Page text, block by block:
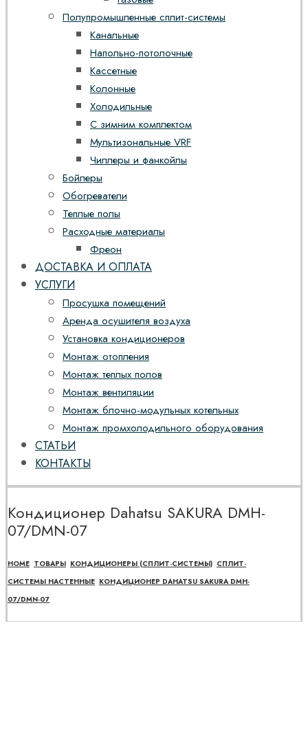
Полупромышленные сплит-системы
Канальные
Напольно-потолочные
Кассетные
Колонные
Холодильные
С зимним комплектом
Мультизональные VRF
Чиллеры и фанкойлы
Бойлеры
Обогреватели
Теплые полы
Расходные материалы
Фреон
ДОСТАВКА И ОПЛАТА
УСЛУГИ
Просушка помещений
Аренда осушителя воздуха
Установка кондиционеров
Монтаж отопления
Монтаж теплых полов
Монтаж вентиляции
Монтаж блочно-модульных котельных
Монтаж промхолодильного оборудования
СТАТЬИ
КОНТАКТЫ
Кондиционер Dahatsu SAKURA DMH-
07/DMN-07
HOME ТОВАРЫ КОНДИЦИОНЕРЫ (СПЛИТ-СИСТЕМЫ) СПЛИТ-
СИСТЕМЫ НАСТЕННЫЕ КОНДИЦИОНЕР DAHATSU SAKURA DMH-
07/DMN-07